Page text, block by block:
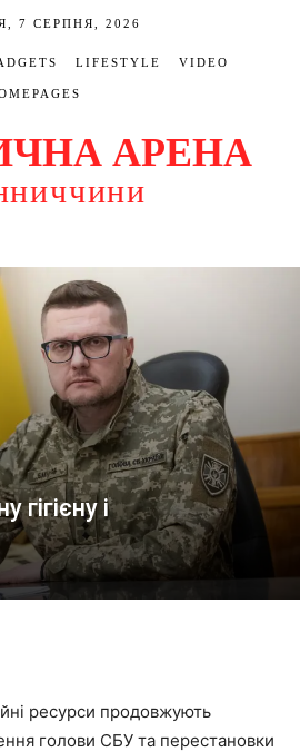
7 СЕРПНЯ, 2026
LIFESTYLE VIDEO
АРЕНА
гігієну і
ресурси продовжують
голови СБУ та перестановки